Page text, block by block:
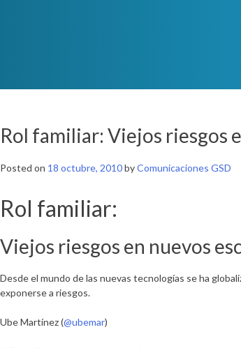
Rol familiar: Viejos riesgos
Posted on 18 octubre, 2010byComunicaciones GSD
Rol familiar:
Viejos riesgos en nuevos
Desde el mundo de las nuevas tecnologías se ha
exponerse a riesgos.
Ube Martínez (@ubemar)